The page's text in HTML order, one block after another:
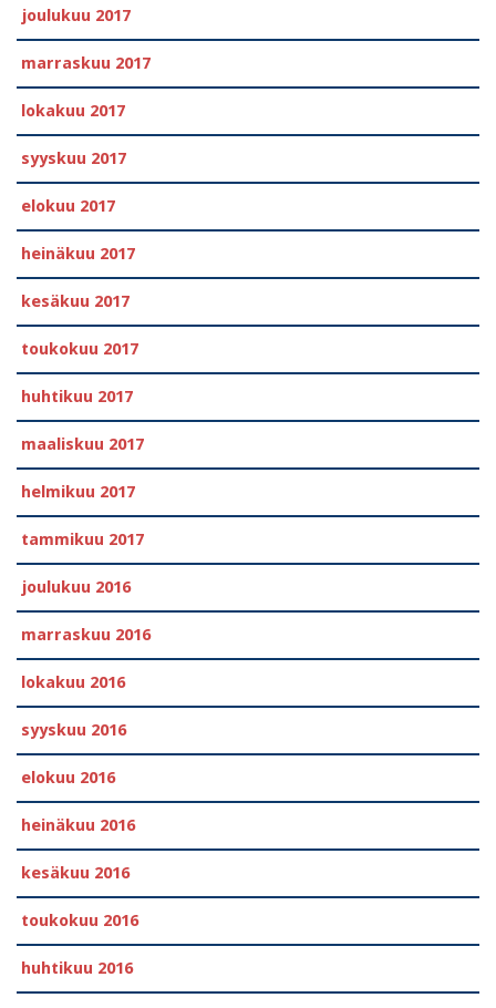
joulukuu 2017
marraskuu 2017
lokakuu 2017
syyskuu 2017
elokuu 2017
heinäkuu 2017
kesäkuu 2017
toukokuu 2017
huhtikuu 2017
maaliskuu 2017
helmikuu 2017
tammikuu 2017
joulukuu 2016
marraskuu 2016
lokakuu 2016
syyskuu 2016
elokuu 2016
heinäkuu 2016
kesäkuu 2016
toukokuu 2016
huhtikuu 2016